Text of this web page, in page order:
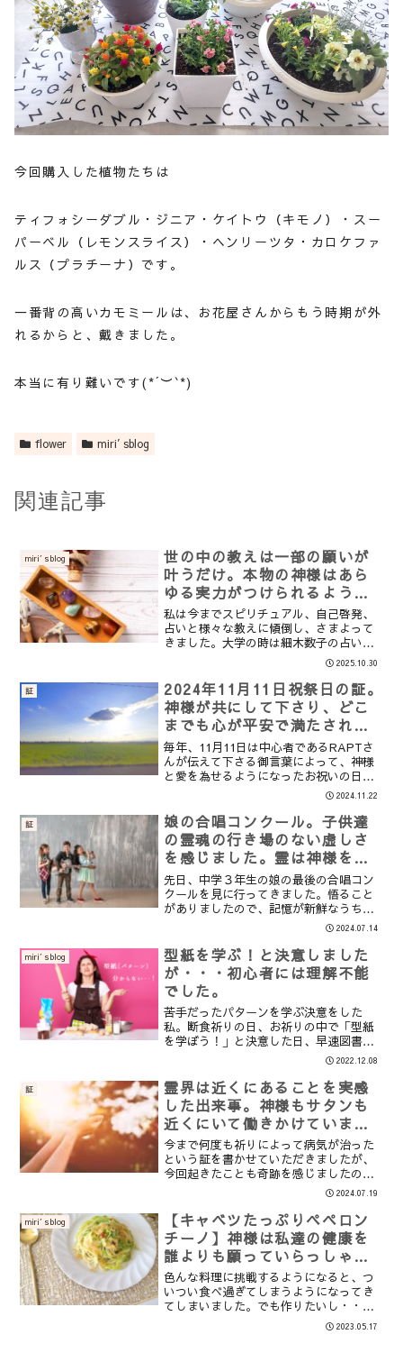
今回購入した植物たちは
ティフォシーダブル・ジニア・ケイトウ（キモノ）・スー
パーベル（レモンスライス）・ヘンリーツタ・カロケファ
ルス（プラチーナ）です。
一番背の高いカモミールは、お花屋さんからもう時期が外
れるからと、戴きました。
本当に有り難いです(*´︶`*)
flower miri′sblog
関連記事
miri′sblog
世の中の教えは一部の願いが
叶うだけ。本物の神様はあら
ゆる実力がつけられるように
導いて下さる。だから希望な
のです。
私は今までスピリチュアル、自己啓発、
占いと様々な教えに傾倒し、さまよって
きました。大学の時は細木数子の占いを
本気で信じ、｢大殺界には事をなるべく行
うのをやめて身を慎もう｣｢この時期には
新しいことを始めよう。｣と、自分の運命
を完全に占いに委ね...
2025.10.30
証
2024年11月11日祝祭日の証。
神様が共にして下さり、どこ
までも心が平安で満たされ、
霊的な存在が終始守って下さ
っているのを感じた日。
毎年、11月11日は中心者であるRAPTさ
んが伝えて下さる御言葉によって、神様
と愛を為せるようになったお祝いの日で
す。 RAPT有料記事224(2017年11月13
日）11月11日は主と私たちが互いの愛を
確認し合い、互いの愛を深め合う日
だ。...
2024.11.22
証
娘の合唱コンクール。子供達
の霊魂の行き場のない虚しさ
を感じました。霊は神様を愛
したいと願っています。
先日、中学３年生の娘の最後の合唱コン
クールを見に行ってきました。悟ること
がありましたので、記憶が新鮮なうちに
証したいと思います。例年３年生は見応
えがあって、１．２年生に比べてクオリ
ティが高いなと感じておりました。なの
で今年も楽しみにしていま...
2024.07.14
miri′sblog
型紙を学ぶ！と決意しました
が・・・初心者には理解不能
でした。
苦手だったパターンを学ぶ決意をした
私。断食祈りの日、お祈りの中で「型紙
を学ぼう！」と決意した日、早速図書館
に寄って型紙の本を借りてきました。
「ミセスのスタイルブック」ミセスのス
タイルブック 2021年 盛夏号 (雑誌) | |本 |
通販 ...
2022.12.08
証
霊界は近くにあることを実感
した出来事。神様もサタンも
近くにいて働きかけていま
す。どんなときも神様にすが
りつくことで守ってくださり
ます。
今まで何度も祈りによって病気が治った
という証を書かせていただきましたが、
今回起きたことも奇跡を感じましたの
で、証したいと思います。この御言葉を
読んでいない人はまだ霊界があること
や、霊界に神様もサタンも存在している
ことを理解出来ない人がほとん...
2024.07.19
miri′sblog
【キャベツたっぷりペペロン
チーノ】神様は私達の健康を
誰よりも願っていらっしゃ
る。
色んな料理に挑戦するようになると、つ
いつい食べ過ぎてしまうようになってき
てしまいました。でも作りたいし・・そ
んな時、こちらの動画でキャベツを細く
切って麺に見立ているパスタのレシピを
2023.05.17